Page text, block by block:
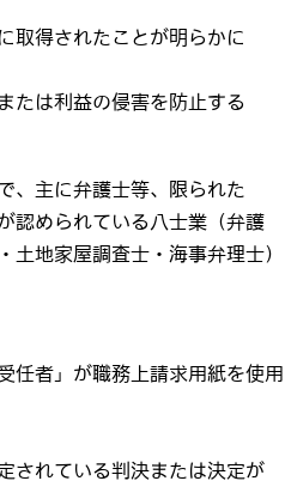
取得されたことが明らかに
たは利益の侵害を防止する
、主に弁護士等、限られた
認められている八士業（弁護
地家屋調査士・海事弁理士）
任者」が職務上請求用紙を使
されている判決または決定が